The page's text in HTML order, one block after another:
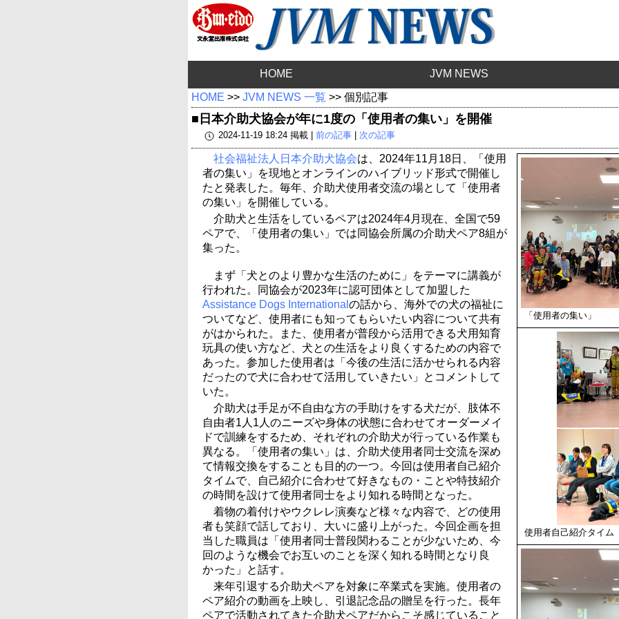
HOME JVM NEWS
HOME >> JVM NEWS 一覧 >> 個別記事
■日本介助犬協会が年に1度の「使用者の集い」を開催​
2024-11-19 18:24 掲載 | 前の記事| 次の記事
「使用者の集い」
使用者自己紹介タイム
社会福祉法人日本介助犬協会は、2024年11月18日、「使用
者の集い」を現地とオンラインのハイブリッド形式で開催し
たと発表した。毎年、介助犬使用者交流の場として「使用者
の集い」を開催している。
介助犬と生活をしているペアは2024年4月現在、全国で59
ペアで、「使用者の集い」では同協会所属の介助犬ペア8組が
集った。
まず「犬とのより豊かな生活のために」をテーマに講義が
行われた。同協会が2023年に認可団体として加盟した
Assistance Dogs International の話から、海外での犬の福祉に
ついてなど、使用者にも知ってもらいたい内容について共有
がはかられた。また、使用者が普段から活用できる犬用知育
玩具の使い方など、犬との生活をより良くするための内容で
あった。参加した使用者は「今後の生活に活かせられる内容
だったので犬に合わせて活用していきたい」とコメントして
いた。
介助犬は手足が不自由な方の手助けをする犬だが、肢体不
自由者1人1人のニーズや身体の状態に合わせてオーダーメイ
ドで訓練をするため、それぞれの介助犬が行っている作業も
異なる。「使用者の集い」は、介助犬使用者同士交流を深め
て情報交換をすることも目的の一つ。今回は使用者自己紹介
タイムで、自己紹介に合わせて好きなもの・ことや特技紹介
の時間を設けて使用者同士をより知れる時間となった。
着物の着付けやウクレレ演奏など様々な内容で、どの使用
者も笑顔で話しており、大いに盛り上がった。今回企画を担
当した職員は「使用者同士普段関わることが少ないため、今
回のような機会でお互いのことを深く知れる時間となり良
かった」と話す。
来年引退する介助犬ペアを対象に卒業式を実施。使用者の
ペア紹介の動画を上映し、引退記念品の贈呈を行った。長年
ペアで活動されてきた介助犬ペアだからこそ感じていること